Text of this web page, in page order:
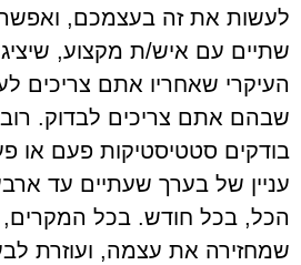
לעשות את זה בעצמכם, ואפשר
שתיים עם איש/ת מקצוע,
העיקרי שאחריו אתם צריכים
שבהם אתם צריכים לבדוק.
בודקים סטטיסטיקות פעם או
עניין של בערך שעתיים עד
הכל, בכל חודש. בכל
שמחזירה את עצמה, ועוזרת